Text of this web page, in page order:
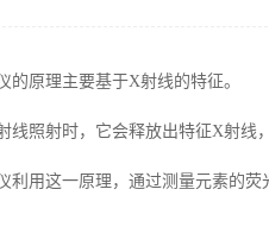
的原理主要基于X射线的特征。
线照射时，它会释放出特征X射线
利用这一原理，通过测量元素的荧